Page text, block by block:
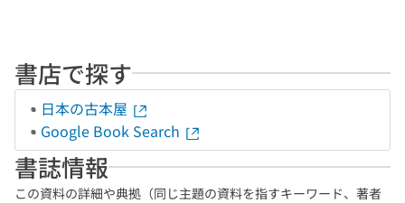
書店で探す
日本の古本屋
Google Book Search
書誌情報
この資料の詳細や典拠（同じ主題の資料を指すキーワード、著者